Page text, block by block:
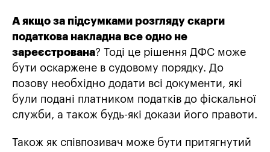
А якщо за підсумками розгляду скарги
податкова накладна все одно не
зареєстрована? Тоді це рішення ДФС може
бути оскаржене в судовому порядку. До
позову необхідно додати всі документи, які
були подані платником податків до фіскальної
служби, а також будь-які докази його правоти.
Також як співпозивач може бути притягнутий